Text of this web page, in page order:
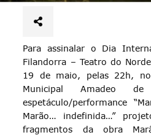
Para assinalar o Dia
Filandorra – Teatro do
19 de maio, pelas 22h,
Municipal Amadeo de
espetáculo/performance
Marão… indefinida…”
fragmentos da obra